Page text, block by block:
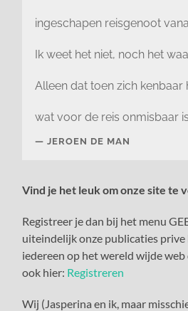
ingeschapen reisgenoot
Ik weet het niet, noch het
Alleen dat toen zich kenbaar
wat voor de reis onmisbaar
JEROEN DE MAN
Vind je het leuk om onze site te
Registreer je dan bij het menu
uiteindelijk onze publicaties
iedereen op het wereld wijde web
ook hier: Registreren
Wij (Jasperina en ik, maar